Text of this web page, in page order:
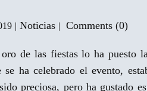
Noticias Comments (0)
de las fiestas lo ha puesto
se ha celebrado el evento,
preciosa, pero ha gustado